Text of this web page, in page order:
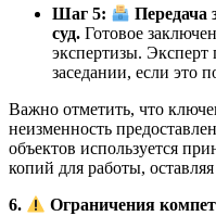
Шаг 5:
Передача
суд. Готовое
экспертизы. Эксперт
заседании, если это
Важно отметить, что
неизменность
объектов используется
копий для работы,
6.
Ограничения